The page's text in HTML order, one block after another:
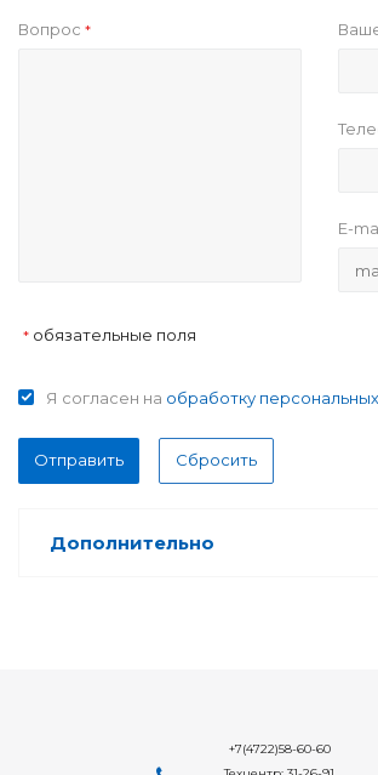
Вопрос *
E-
* обязательные поля
Я согласен на обработку
Отправить Сбросить
Дополнительно
+7(4722)58-60-60